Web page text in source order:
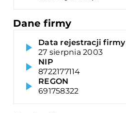
Dane firmy
Data rejestracji firmy
27 sierpnia 2003
NIP
8722177114
REGON
691758322